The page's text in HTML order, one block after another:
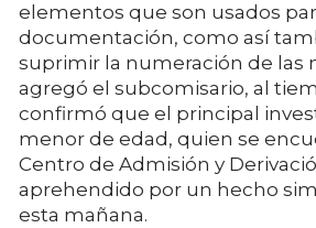
elementos que son usados
documentación, como así
suprimir la numeración de las
agregó el subcomisario, al
confirmó que el principal
menor de edad, quien se
Centro de Admisión y
aprehendido por un hecho
esta mañana.